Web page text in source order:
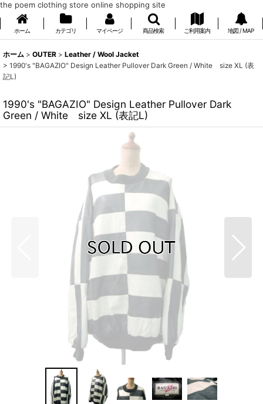
the poem clothing store online shopping site
ホーム カテゴリ マイページ 商品検索 ご利用案内 地図 / MAP
ホーム > OUTER > Leather / Wool Jacket
> 1990's "BAGAZIO" Design Leather Pullover Dark Green / White size XL (表
記L)
1990's "BAGAZIO" Design Leather Pullover Dark
Green / White size XL (表記L)